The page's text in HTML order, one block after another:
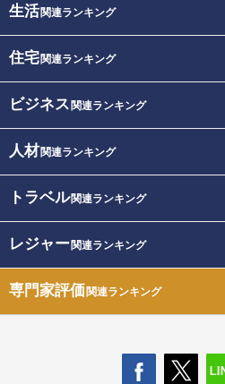
生活関連ランキング
住宅関連ランキング
ビジネス 関連ランキング
人材関連ランキング
トラベル関連ランキング
レジャー関連ランキング
専門家評価関連ランキング